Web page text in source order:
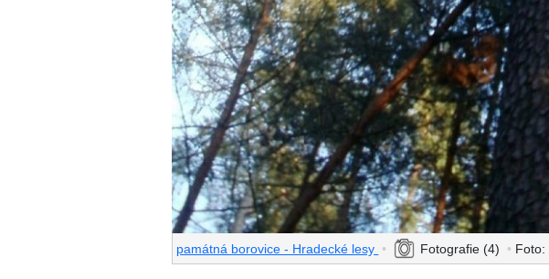
památná borovice - Hradecké lesy • Fotografie (4) • Foto: